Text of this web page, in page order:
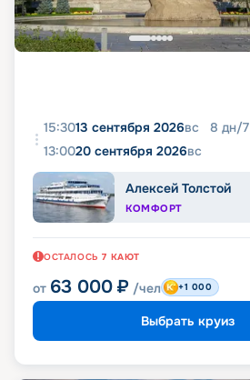
15:3013 сентября 2026вс 8 дн/7
13:0020 сентября 2026вс
Алексей Толстой
КОМФОРТ
ОСТАЛОСЬ 7 КАЮТ
от 63 000 ₽ /чел +1 000
Выбрать круиз